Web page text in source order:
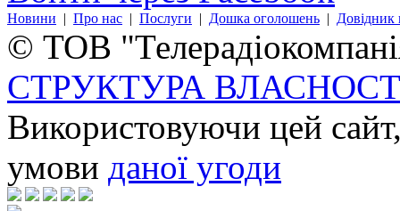
Новини | Про нас | Послуги | Дошка оголошень | Довідник
© ТОВ
СТРУКТУРА
Використовуючи цей
умови даної угоди